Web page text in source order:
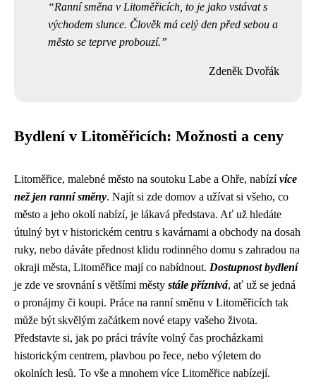
Ranní směna v Litoměřicích, to je jako vstávat s
východem slunce. Člověk má celý den před sebou a
město se teprve probouzí.
Zdeněk Dvořák
Bydlení v Litoměřicích: Možnosti a ceny
Litoměřice, malebné město na soutoku Labe a Ohře, nabízívíce
než jen ranní směny. Najít si zde domov a užívat si všeho, co
město a jeho okolí nabízí, je lákavá představa. Ať už hledáte
útulný byt v historickém centru s kavárnami a obchody na dosah
ruky, nebo dáváte přednost klidu rodinného domu s zahradou na
okraji města, Litoměřice mají co nabídnout. Dostupnost bydlení
je zde ve srovnání s většími městy stále příznivá, ať už se jedná
o pronájmy či koupi. Práce na ranní směnu v Litoměřicích tak
může být skvělým začátkem nové etapy vašeho života.
Představte si, jak po práci trávíte volný čas procházkami
historickým centrem, plavbou po řece, nebo výletem do
okolních lesů. To vše a mnohem více Litoměřice nabízejí.